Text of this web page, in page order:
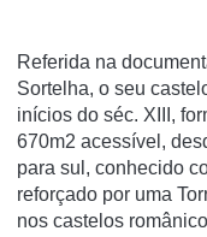
Referida na
Sortelha, o seu
inícios do séc. XIII,
670m2 acessível,
para sul, conhecido
reforçado por uma
nos castelos